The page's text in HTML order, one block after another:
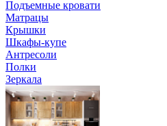
Подъемные кровати
Матрацы
Крышки
Шкафы-купе
Антресоли
Полки
Зеркала